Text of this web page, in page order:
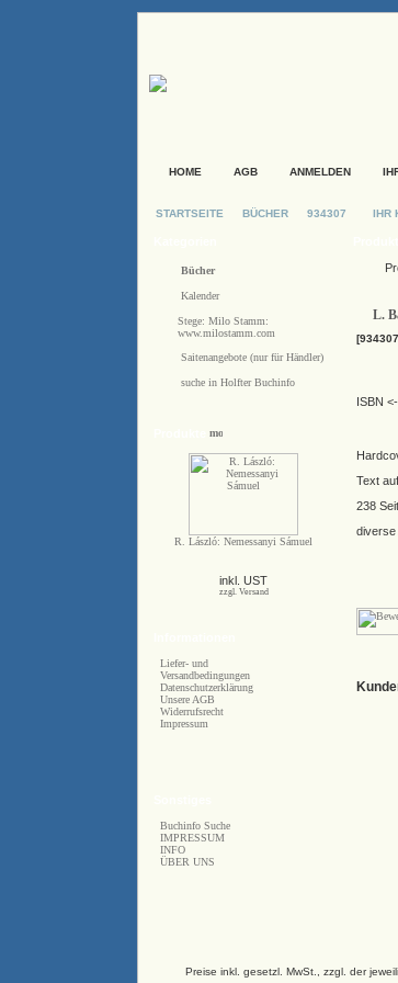
HOME AGB ANMELDEN
STARTSEITE BÜCHER 934307 IHR
Bücher
Kalender
Stege: Milo Stamm:
www.milostamm.com
Saitenangebote (nur für Händler)
suche in Holfter Buchinfo
R. László: Nemessanyi Sámuel
inkl. UST
zzgl. Versand
Liefer- und
Versandbedingungen
Datenschutzerklärung
Unsere AGB
Widerrufsrecht
Impressum
Buchinfo Suche
IMPRESSUM
INFO
ÜBER UNS
L.
ISBN
Text
238
diverse
Preise inkl. gesetzl. MwSt., zzgl. der